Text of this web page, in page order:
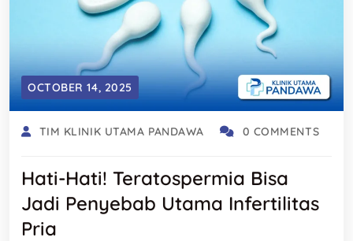
OCTOBER 14, 2025
TIM KLINIK UTAMA PANDAWA 0 COMMENTS
Hati-Hati! Teratospermia Bisa
Jadi Penyebab Utama Infertilitas
Pria